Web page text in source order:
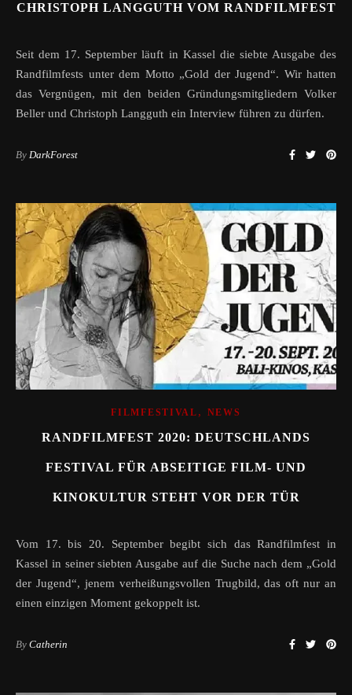
CHRISTOPH LANGGUTH VOM RANDFILMFEST
Seit dem 17. September läuft in Kassel die siebte Ausgabe des
Randfilmfests unter dem Motto „Gold der Jugend“. Wir hatten
das Vergnügen, mit den beiden Gründungsmitgliedern Volker
Beller und Christoph Langguth ein Interview führen zu dürfen.
By DarkForest
FILMFESTIVAL , NEWS
RANDFILMFEST 2020: DEUTSCHLANDS
FESTIVAL FÜR ABSEITIGE FILM- UND
KINOKULTUR STEHT VOR DER TÜR
Vom 17. bis 20. September begibt sich das Randfilmfest in
Kassel in seiner siebten Ausgabe auf die Suche nach dem „Gold
der Jugend“, jenem verheißungsvollen Trugbild, das oft nur an
einen einzigen Moment gekoppelt ist.
By Catherin